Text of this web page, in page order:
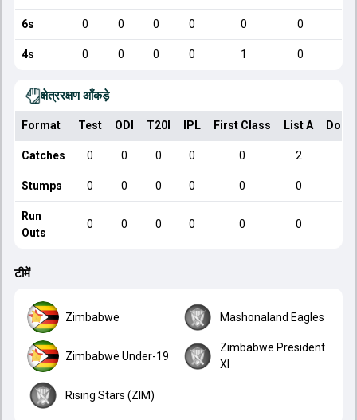
6s 0 0 0 0 0 0
4s 0 0 0 0 1 0
क्षेत्ररक्षण आँकड़े
Format Test ODI T20I IPL First Class List A
Catches 0 0 0 0 0 2
Stumps 0 0 0 0 0 0
Run
Outs
0 0 0 0 0 0
टीमें
Zimbabwe Mashonaland Eagles
Zimbabwe Under-19
Zimbabwe President
XI
Rising Stars (ZIM)